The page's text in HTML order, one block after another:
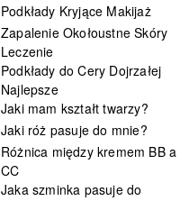
Podkłady Kryjące Makijaż
Zapalenie Okołoustne Skóry
Leczenie
Podkłady do Cery Dojrzałej
Najlepsze
Jaki mam kształt twarzy?
Jaki róż pasuje do mnie?
Różnica między kremem BB a
CC
Jaka szminka pasuje do